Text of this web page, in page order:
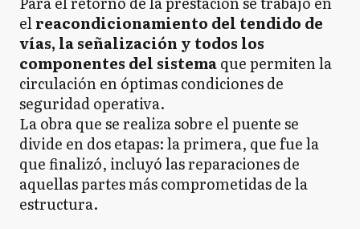
elreacondicionamiento del tendido de
vías, la señalización y todos los
componentes del sistemaque permiten la
circulación en óptimas condiciones de
seguridad operativa.
La obra que se realiza sobre el puente se
divide en dos etapas: la primera, que fue la
que finalizó, incluyó las reparaciones de
aquellas partes más comprometidas de la
estructura.